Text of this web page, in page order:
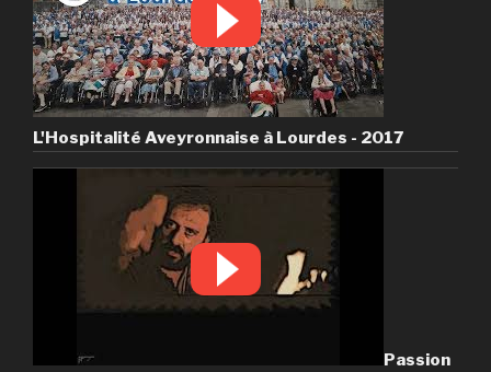
L'Hospitalité Aveyronnaise à Lourdes - 2017
Passion